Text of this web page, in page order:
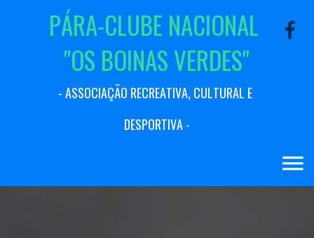
PÁRA-CLUBE NACIONAL
"OS BOINASVERDES"
- ASSOCIAÇÃO RECREATIVA, CULTURAL E
DESPORTIVA-